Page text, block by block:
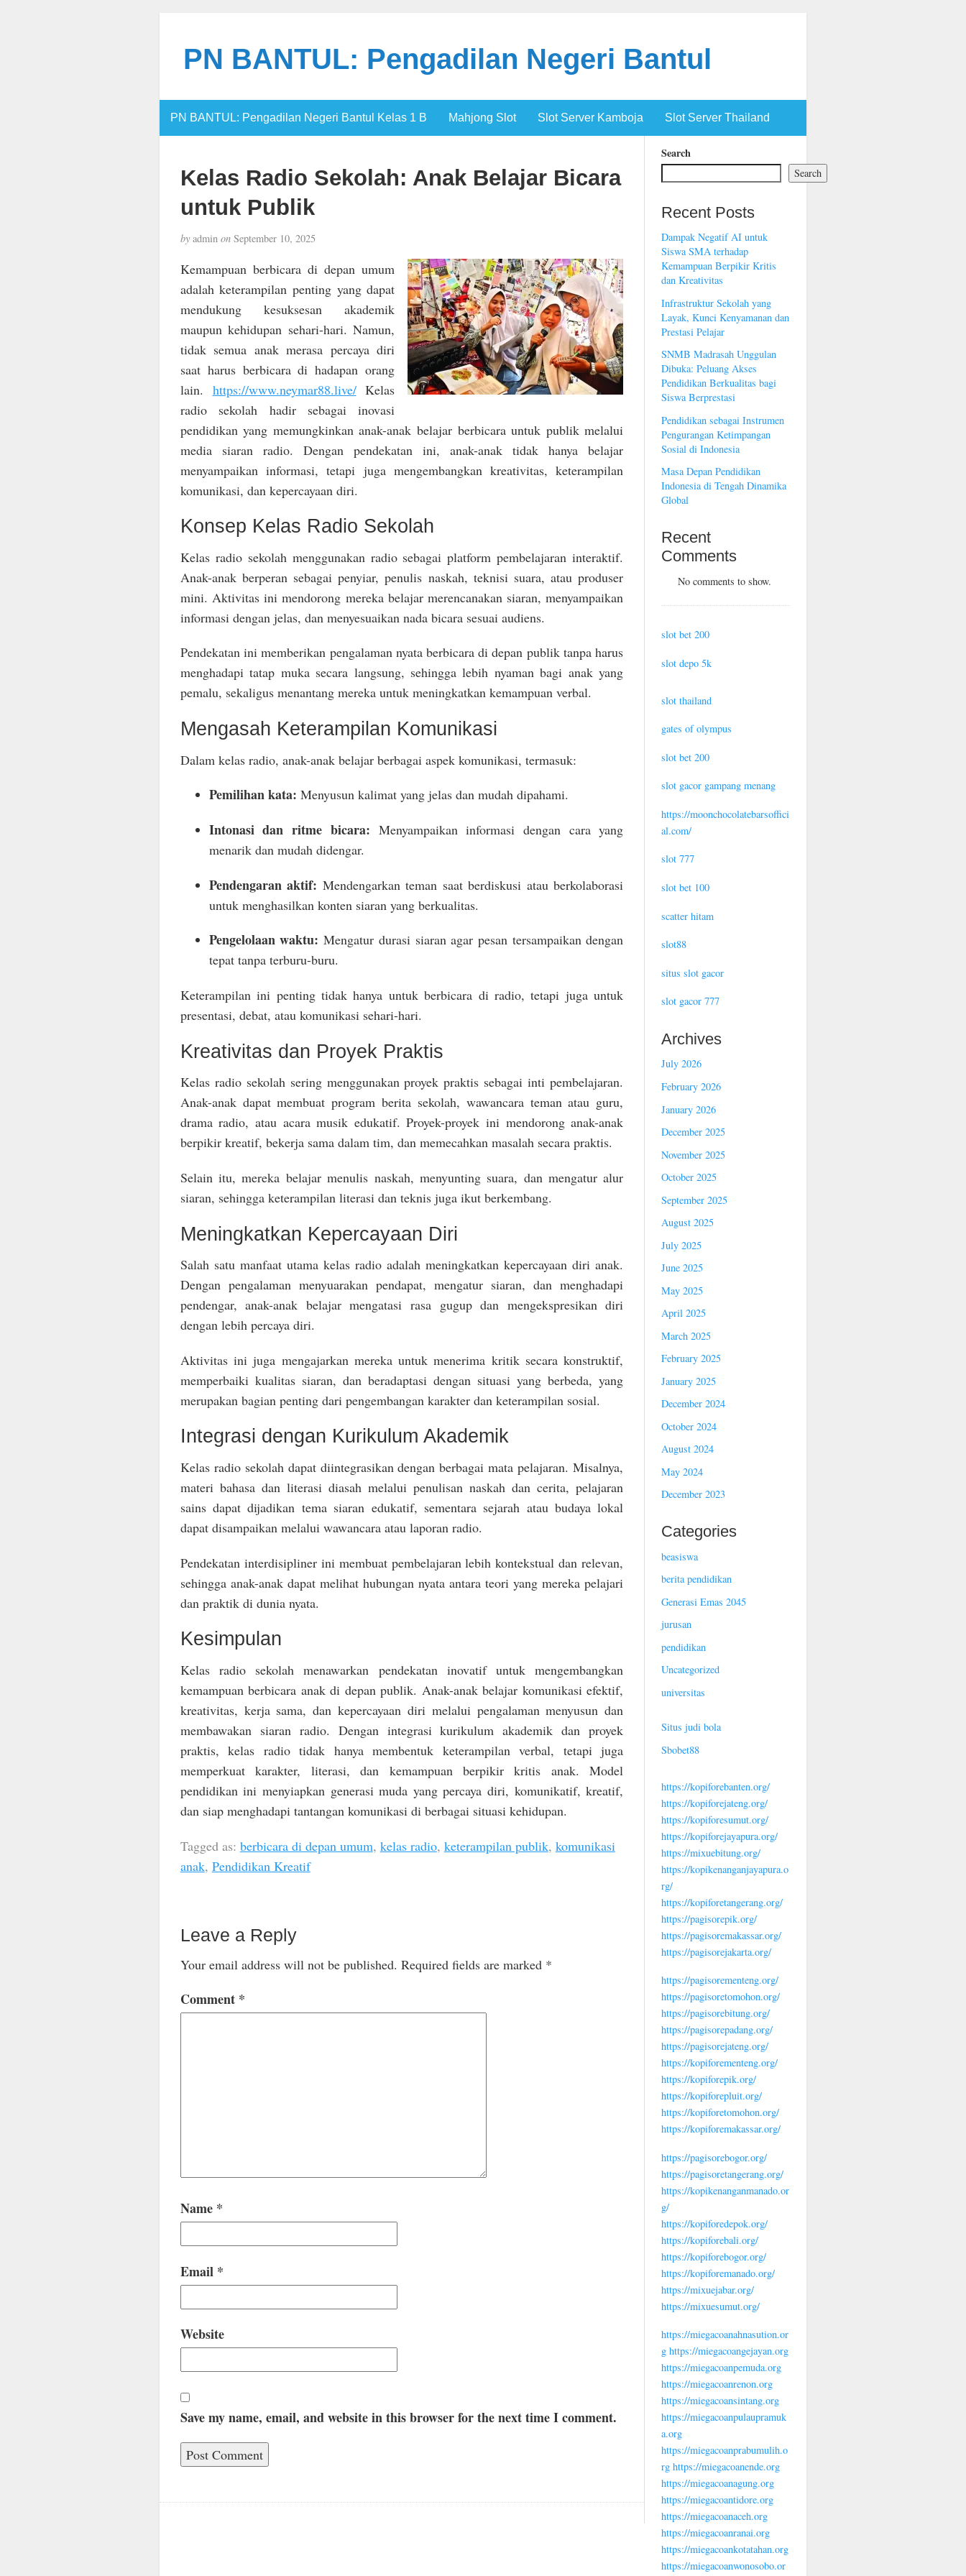
PN BANTUL: Pengadilan Negeri Bantul
PN BANTUL: Pengadilan Negeri Bantul Kelas 1 B Mahjong Slot Slot Server Kamboja Slot Server Thailand
Kelas Radio Sekolah: Anak Belajar Bicara
untuk Publik
byadmin onSeptember 10, 2025
Kemampuan berbicara di depan umum
adalah keterampilan penting yang dapat
mendukung kesuksesan akademik
maupun kehidupan sehari-hari. Namun,
tidak semua anak merasa percaya diri
saat harus berbicara di hadapan orang
lain. https://www.neymar88.live/Kelas
radio sekolah hadir sebagai inovasi
pendidikan yang memungkinkan anak-anak belajar berbicara untuk publik melalui
media siaran radio. Dengan pendekatan ini, anak-anak tidak hanya belajar
menyampaikan informasi, tetapi juga mengembangkan kreativitas, keterampilan
komunikasi, dan kepercayaan diri.
Konsep Kelas Radio Sekolah
Kelas radio sekolah menggunakan radio sebagai platform pembelajaran interaktif.
Anak-anak berperan sebagai penyiar, penulis naskah, teknisi suara, atau produser
mini. Aktivitas ini mendorong mereka belajar merencanakan siaran, menyampaikan
informasi dengan jelas, dan menyesuaikan nada bicara sesuai audiens.
Pendekatan ini memberikan pengalaman nyata berbicara di depan publik tanpa harus
menghadapi tatap muka secara langsung, sehingga lebih nyaman bagi anak yang
pemalu, sekaligus menantang mereka untuk meningkatkan kemampuan verbal.
Mengasah Keterampilan Komunikasi
Dalam kelas radio, anak-anak belajar berbagai aspek komunikasi, termasuk:
Pemilihan kata: Menyusun kalimat yang jelas dan mudah dipahami.
Intonasi dan ritme bicara: Menyampaikan informasi dengan cara yang
menarik dan mudah didengar.
Pendengaran aktif: Mendengarkan teman saat berdiskusi atau berkolaborasi
untuk menghasilkan konten siaran yang berkualitas.
Pengelolaan waktu: Mengatur durasi siaran agar pesan tersampaikan dengan
tepat tanpa terburu-buru.
Keterampilan ini penting tidak hanya untuk berbicara di radio, tetapi juga untuk
presentasi, debat, atau komunikasi sehari-hari.
Kreativitas dan Proyek Praktis
Kelas radio sekolah sering menggunakan proyek praktis sebagai inti pembelajaran.
Anak-anak dapat membuat program berita sekolah, wawancara teman atau guru,
drama radio, atau acara musik edukatif. Proyek-proyek ini mendorong anak-anak
berpikir kreatif, bekerja sama dalam tim, dan memecahkan masalah secara praktis.
Selain itu, mereka belajar menulis naskah, menyunting suara, dan mengatur alur
siaran, sehingga keterampilan literasi dan teknis juga ikut berkembang.
Meningkatkan Kepercayaan Diri
Salah satu manfaat utama kelas radio adalah meningkatkan kepercayaan diri anak.
Dengan pengalaman menyuarakan pendapat, mengatur siaran, dan menghadapi
pendengar, anak-anak belajar mengatasi rasa gugup dan mengekspresikan diri
dengan lebih percaya diri.
Aktivitas ini juga mengajarkan mereka untuk menerima kritik secara konstruktif,
memperbaiki kualitas siaran, dan beradaptasi dengan situasi yang berbeda, yang
merupakan bagian penting dari pengembangan karakter dan keterampilan sosial.
Integrasi dengan Kurikulum Akademik
Kelas radio sekolah dapat diintegrasikan dengan berbagai mata pelajaran. Misalnya,
materi bahasa dan literasi diasah melalui penulisan naskah dan cerita, pelajaran
sains dapat dijadikan tema siaran edukatif, sementara sejarah atau budaya lokal
dapat disampaikan melalui wawancara atau laporan radio.
Pendekatan interdisipliner ini membuat pembelajaran lebih kontekstual dan relevan,
sehingga anak-anak dapat melihat hubungan nyata antara teori yang mereka pelajari
dan praktik di dunia nyata.
Kesimpulan
Kelas radio sekolah menawarkan pendekatan inovatif untuk mengembangkan
kemampuan berbicara anak di depan publik. Anak-anak belajar komunikasi efektif,
kreativitas, kerja sama, dan kepercayaan diri melalui pengalaman menyusun dan
membawakan siaran radio. Dengan integrasi kurikulum akademik dan proyek
praktis, kelas radio tidak hanya membentuk keterampilan verbal, tetapi juga
memperkuat karakter, literasi, dan kemampuan berpikir kritis anak. Model
pendidikan ini menyiapkan generasi muda yang percaya diri, komunikatif, kreatif,
dan siap menghadapi tantangan komunikasi di berbagai situasi kehidupan.
Tagged as: berbicara di depan umum, kelas radio, keterampilan publik, komunikasi
anak, Pendidikan Kreatif
Leave a Reply
Your email address will not be published. Required fields are marked *
Comment *
Name *
Email *
Website
Save my name, email, and website in this browser for the next time I comment.
Search
Search
Recent Posts
Dampak Negatif AI untuk
Siswa SMA terhadap
Kemampuan Berpikir Kritis
dan Kreativitas
Infrastruktur Sekolah yang
Layak, Kunci Kenyamanan dan
Prestasi Pelajar
SNMB Madrasah Unggulan
Dibuka: Peluang Akses
Pendidikan Berkualitas bagi
Siswa Berprestasi
Pendidikan sebagai Instrumen
Pengurangan Ketimpangan
Sosial di Indonesia
Masa Depan Pendidikan
Indonesia di Tengah Dinamika
Global
Recent
Comments
No comments to show.
slot bet 200
slot depo 5k
slot thailand
gates of olympus
slot bet 200
slot gacor gampang menang
https://moonchocolatebarsoffici
al.com/
slot 777
slot bet 100
scatter hitam
slot88
situs slot gacor
slot gacor 777
Archives
July 2026
February 2026
January 2026
December 2025
November 2025
October 2025
September 2025
August 2025
July 2025
June 2025
May 2025
April 2025
March 2025
February 2025
January 2025
December 2024
October 2024
August 2024
May 2024
December 2023
Categories
beasiswa
berita pendidikan
Generasi Emas 2045
jurusan
pendidikan
Uncategorized
universitas
Situs judi bola
Sbobet88
https://kopiforebanten.org/
https://kopiforejateng.org/
https://kopiforesumut.org/
https://kopiforejayapura.org/
https://mixuebitung.org/
https://kopikenanganjayapura.o
rg/
https://kopiforetangerang.org/
https://pagisorepik.org/
https://pagisoremakassar.org/
https://pagisorejakarta.org/
https://pagisorementeng.org/
https://pagisoretomohon.org/
https://pagisorebitung.org/
https://pagisorepadang.org/
https://pagisorejateng.org/
https://kopiforementeng.org/
https://kopiforepik.org/
https://kopiforepluit.org/
https://kopiforetomohon.org/
https://kopiforemakassar.org/
https://pagisorebogor.org/
https://pagisoretangerang.org/
https://kopikenanganmanado.or
g/
https://kopiforedepok.org/
https://kopiforebali.org/
https://kopiforebogor.org/
https://kopiforemanado.org/
https://mixuejabar.org/
https://mixuesumut.org/
https://miegacoanahnasution.or
g https://miegacoangejayan.org
https://miegacoanpemuda.org
https://miegacoanrenon.org
https://miegacoansintang.org
https://miegacoanpulaupramuk
a.org
https://miegacoanprabumulih.o
rg https://miegacoanende.org
https://miegacoanagung.org
https://miegacoantidore.org
https://miegacoanaceh.org
https://miegacoanranai.org
https://miegacoankotatahan.org
https://miegacoanwonosobo.or